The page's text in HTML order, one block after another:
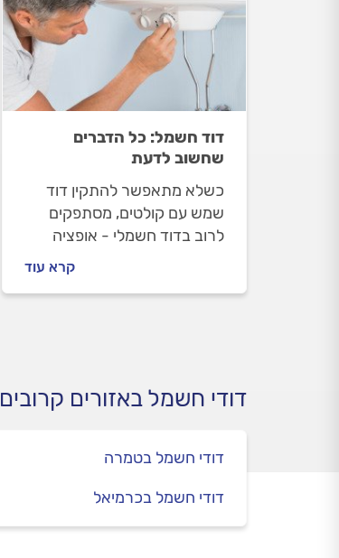
דוד חשמל: כל הדברים
שחשוב לדעת
כשלא מתאפשר להתקין דוד
שמש עם קולטים, מסתפקים
לרוב בדוד חשמלי - אופציה
בדירה. במדריך הבא נסביר איך
דוד חשמל עובד, מתי כדאי
קרא עוד
דודי חשמל באזורים קרובים
דודי חשמל בטמרה
דודי חשמל בכרמיאל